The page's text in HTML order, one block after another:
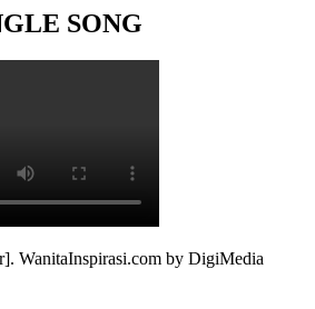
SONG
WanitaInspirasi.com by DigiMedia